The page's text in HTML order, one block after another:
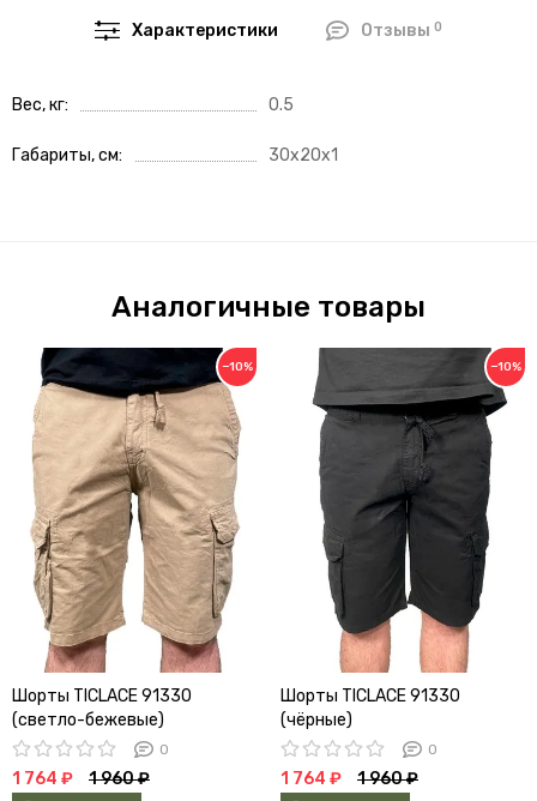
Характеристики Отзывы 0
Вес, кг 0.5
Габариты, см 30x20x1
Аналогичные товары
−10%
Шорты TICLACE 91330
(светло-бежевые)
0
1 764 ₽ 1 960 ₽
−10%
Шорты TICLACE 91330
(чёрные)
0
1 764 ₽ 1 960 ₽